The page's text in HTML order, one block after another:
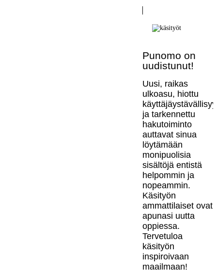
Punomo on
uudistunut!
Uusi, raikas
ulkoasu, hiottu
ja tarkennettu
hakutoiminto
auttavat sinua
löytämään
monipuolisia
sisältöjä entistä
helpommin ja
nopeammin.
Käsityön
ammattilaiset ovat
apunasi uutta
oppiessa.
Tervetuloa
käsityön
inspiroivaan
maailmaan!